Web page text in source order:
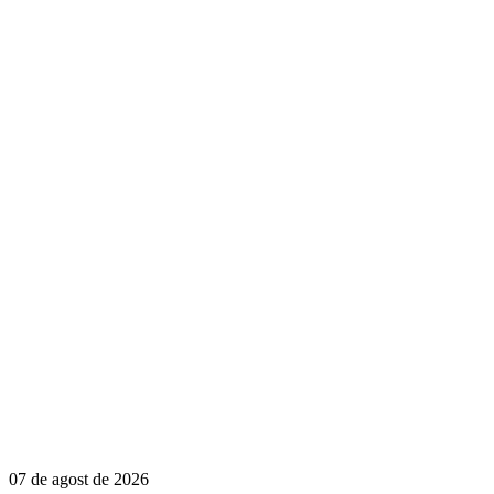
07 de agost de 2026